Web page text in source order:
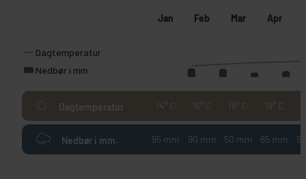
Jan Feb Mar Apr
Dagtemperatur
Nedbør i mm.
Dagtemperatur 14° C 16° C 18° C 19° C
Nedbør i mm. 95 mm 90 mm 50 mm 65 mm